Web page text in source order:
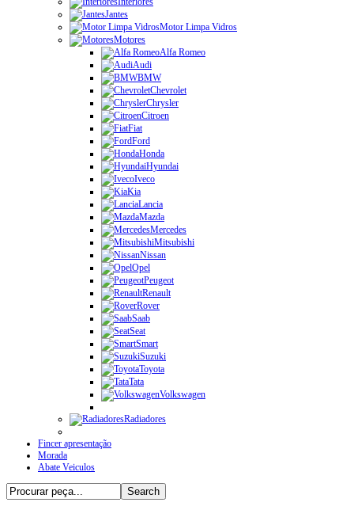
Jantes
Motor Limpa Vidros
Motores
Alfa Romeo
Audi
BMW
Chevrolet
Chrysler
Citroen
Fiat
Ford
Honda
Hyundai
Iveco
Kia
Lancia
Mazda
Mercedes
Mitsubishi
Nissan
Opel
Peugeot
Renault
Rover
Saab
Seat
Smart
Suzuki
Toyota
Tata
Volkswagen
Radiadores
Fincer apresentação
Morada
Abate Veiculos